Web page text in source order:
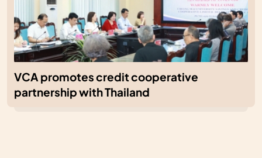
VCA promotes credit cooperative
partnership with Thailand